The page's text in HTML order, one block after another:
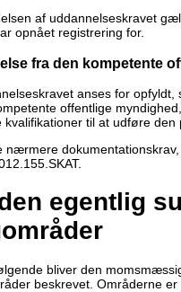
af uddannelseskravet
opnået registrering for.
fra den kompetente
anses for
offentlige
kvalifikationer til at udføre den
nærmere
egentlig
bliver den
beskrevet. Områderne er